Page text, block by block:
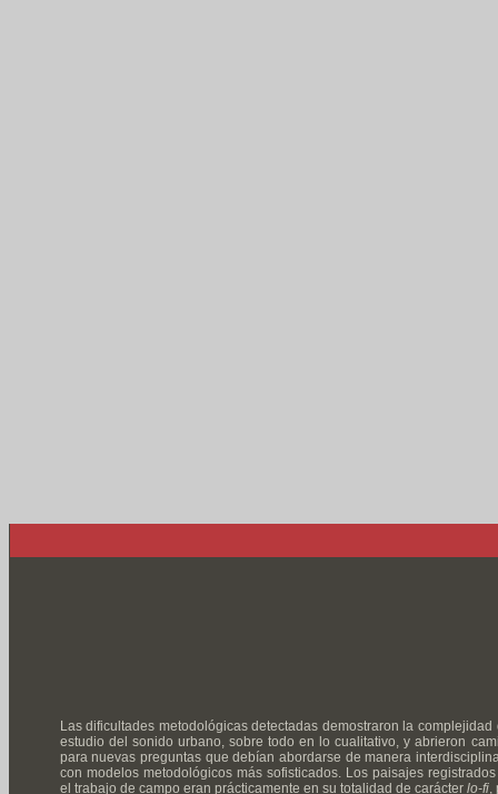
Las dificultades metodológicas detectadas demostraron la complejidad
estudio del sonido urbano, sobre todo en lo cualitativo, y abrieron
para nuevas preguntas que debían abordarse de manera
con modelos metodológicos más sofisticados. Los paisajes
el trabajo de campo eran prácticamente en su totalidad de carácter lo-fi,